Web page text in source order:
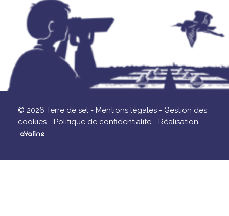
© 2026 Terre de sel - Mentions légales - Gestion des
cookies - Politique de confidentialite - Réalisation